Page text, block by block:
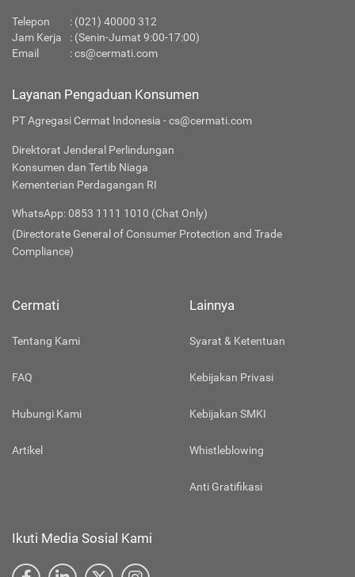
Telepon : (021) 40000 312
Jam Kerja
: (Senin-Jumat 9:00-17:00)
Email
:cs@cermati.com
Layanan Pengaduan Konsumen
PT Agregasi Cermat Indonesia - cs@cermati.com
Direktorat Jenderal Perlindungan
Konsumen dan Tertib Niaga
Kementerian Perdagangan RI
WhatsApp: 0853 1111 1010 (Chat Only)
(Directorate General of Consumer Protection and Trade
Compliance)
Cermati
Tentang Kami
FAQ
Hubungi Kami
Artikel
Lainnya
Syarat & Ketentuan
Kebijakan Privasi
Kebijakan SMKI
Whistleblowing
Anti Gratifikasi
Ikuti Media Sosial Kami